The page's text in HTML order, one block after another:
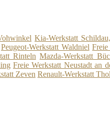
Kia-Werkstatt
Peugeot-Werkstatt Waldniel
Rinteln Mazda-Werkstatt
Freie Werkstatt Neustadt an
Zeven Renault-Werkstatt